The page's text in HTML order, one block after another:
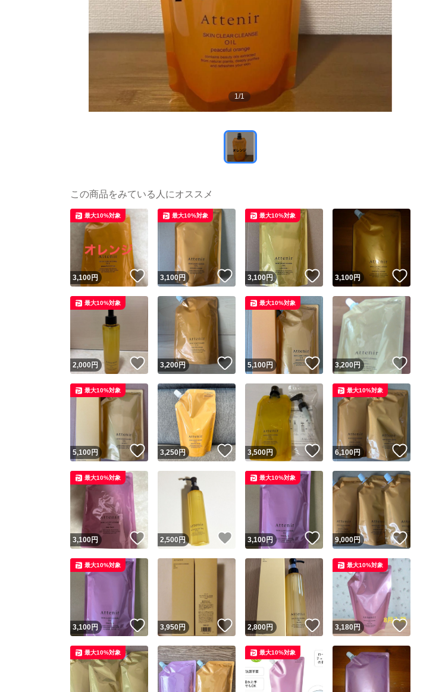
1/1
この商品をみている人にオススメ
3,100円 いいね！
最大10%対象
3,100円 いいね！
最大10%対象
3,100円 いいね！
最大10%対象
3,100円
2,000円 いいね！
最大10%対象
3,200円 いいね！
5,100円 いいね！
最大10%対象
3,200円
5,100円 いいね！
最大10%対象
3,250円 いいね！
3,500円 いいね！
6,100円 いいね！
最大10%対象
3,100円 いいね！
最大10%対象
2,500 円 いいね！
3,100円 いいね！
最大10%対象
9,000円
3,100円 いいね！
最大10%対象
3,950円 いいね！
2,800円 いいね！
3,180円
最大10%対象
最大10%対象 最大10%対象